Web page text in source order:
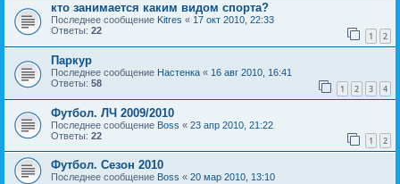
кто занимается каким видом спорта?
Последнее сообщение Kitres « 17 окт 2010, 22:33
Ответы: 22 1 2
Паркур
Последнее сообщение Настенка « 16 авг 2010, 16:41
Ответы: 58 1 2 3 4
Футбол. ЛЧ 2009/2010
Последнее сообщение Boss « 23 апр 2010, 21:22
Ответы: 22 1 2
Футбол. Сезон 2010
Последнее сообщение Boss « 20 мар 2010, 13:10